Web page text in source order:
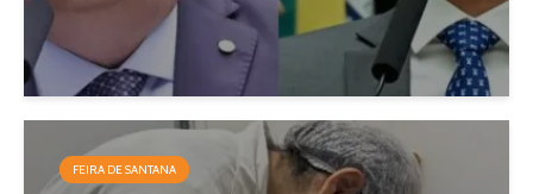
FEIRA DE SANTANA